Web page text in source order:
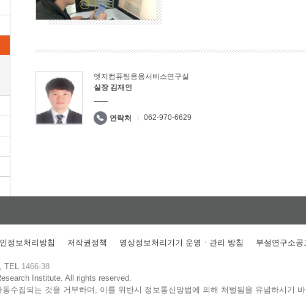
엣지컴퓨팅응용서비스연구실
실장 김재인
연락처 062-970-6629
정보처리방침 저작권정책 영상정보처리기기 운영ㆍ관리 방침 부설연구소공
TEL 1466-38
Institute.All rights reserved.
수집되는 것을 거부하며, 이를 위반시 정보통신망법에 의해 처벌됨을 유념하시기